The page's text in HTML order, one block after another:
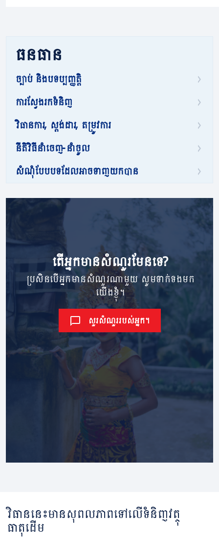
ធនធាន
ច្បាប់ និងបទប្បញ្ញត្តិ
ការស្វែងរកទំនិញ
វិធានការ, ស្តង់ដារ, តម្រូវការ
នីតិវិធីនាំចេញ-នាំចូល
សំណុំបែបបទដែលអាចទាញយកបាន
តើ​អ្នក​មាន​សំណួរ​មែនទេ?
ប្រសិនបើអ្នកមានសំណួរណាមួយ សូមទាក់ទងមក
យើងខ្ញុំ។
សួរសំណួររបស់អ្នក។
វិធាននេះមានសុពលភាពទៅលើទំនិញវត្ថុ
ធាតុដើម